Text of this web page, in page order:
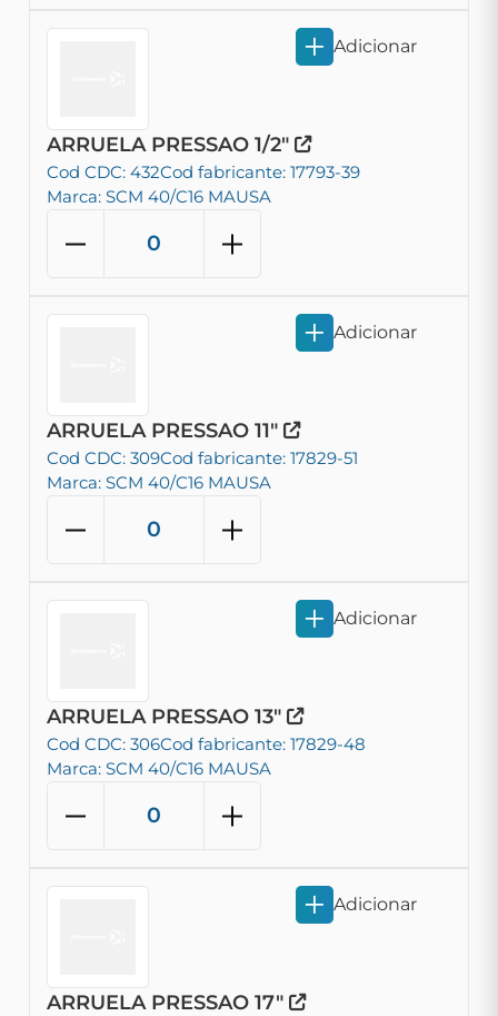
ARRUELA PRESSAO 1/2"
Cod CDC: 432Cod fabricante: 17793-39
Marca: SCM 40/C16 MAUSA
Adicionar
ARRUELA PRESSAO 11"
Cod CDC: 309Cod fabricante: 17829-51
Marca: SCM 40/C16 MAUSA
Adicionar
ARRUELA PRESSAO 13"
Cod CDC: 306Cod fabricante: 17829-48
Marca: SCM 40/C16 MAUSA
Adicionar
ARRUELA PRESSAO 17"
Adicionar